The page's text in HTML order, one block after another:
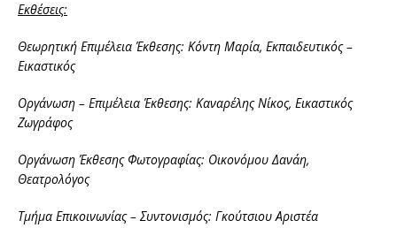
Εκθέσεις:
Θεωρητική Επιμέλεια Έκθεσης: Κόντη Μαρία, Εκπαιδευτικός –
Εικαστικός
Οργάνωση – Επιμέλεια Έκθεσης: Καναρέλης Νίκος, Εικαστικός
Ζωγράφος
Οργάνωση Έκθεσης Φωτογραφίας: Οικονόμου Δανάη,
Θεατρολόγος
Τμήμα Επικοινωνίας – Συντονισμός: Γκούτσιου Αριστέα